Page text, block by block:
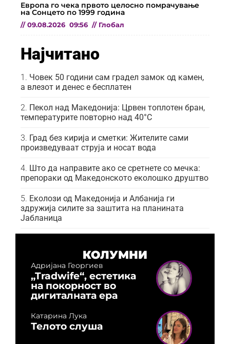
Европа го чека првото целосно помрачување
на Сонцето по 1999 година
// 09.08.2026 09:56 // Глобал
Најчитано
Човек 50 години сам градел замок од камен,
а влезот и денес е бесплатен
Пекол над Македонија: Црвен топлотен бран,
температурите повторно над 40°C
Град без кирија и сметки: Жителите сами
произведуваат струја и носат вода
Што да направите ако се сретнете со мечка:
препораки од Македонското еколошко друштво
Еколози од Македонија и Албанија ги
здружија силите за заштита на планината
Јабланица
КОЛУМНИ
Адријана Георгиев
„Tradwife“, естетика
на покорност во
дигиталната ера
Катарина Лука
Телото слуша